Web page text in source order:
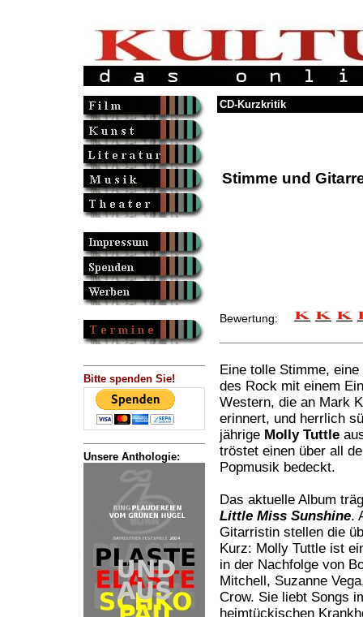
Bitte spenden Sie!
Unsere Anthologie:
CD-Kurzkritik
Stimme und
Bewertung:
Eine tolle Stimme,
des Rock mit einem
Western, die an Mark
erinnert, und herrlich
jährige Molly Tuttle
tröstet einen über all
Popmusik bedeckt.
Das aktuelle Album
Little Miss Sunshine.
Gitarristin stellen die
Kurz: Molly Tuttle ist
in der Nachfolge von
Mitchell, Suzanne
Crow. Sie liebt Songs
heimtückischen